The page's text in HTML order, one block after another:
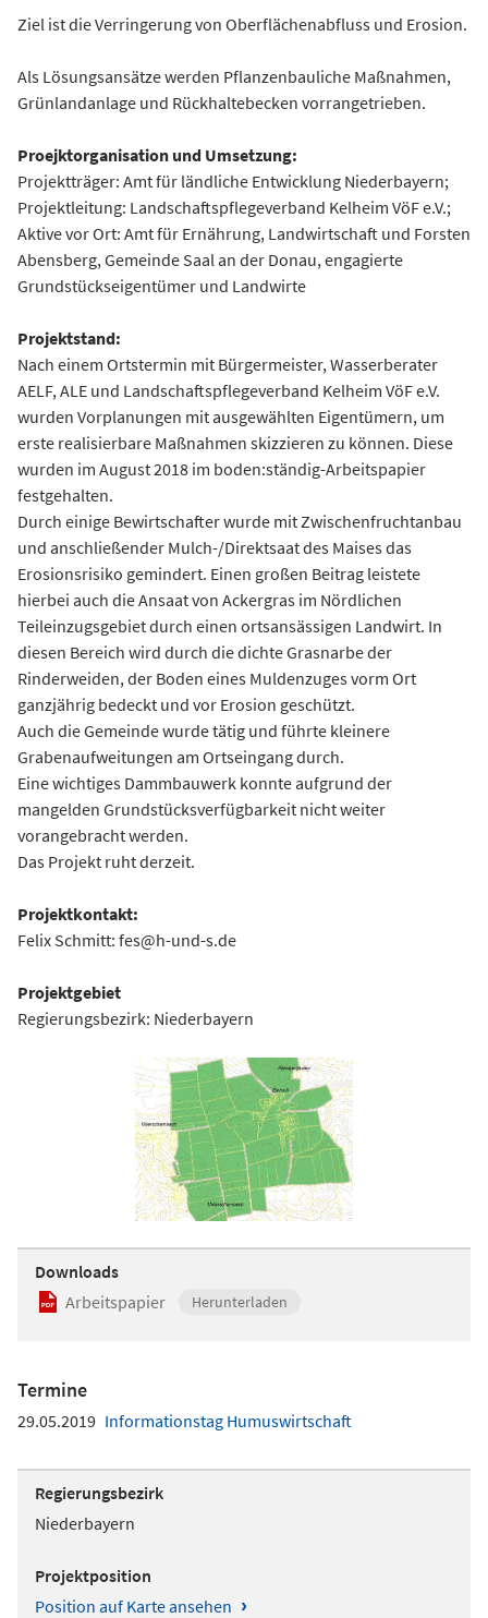
Ziel ist die Verringerung von Oberflächenabfluss und Erosion.
Als Lösungsansätze werden Pflanzenbauliche Maßnahmen,
Grünlandanlage und Rückhaltebecken vorrangetrieben.
Proejktorganisation und Umsetzung:
Projektträger: Amt für ländliche Entwicklung Niederbayern;
Projektleitung: Landschaftspflegeverband Kelheim VöF e.V.;
Aktive vor Ort: Amt für Ernährung, Landwirtschaft und Forsten
Abensberg, Gemeinde Saal an der Donau, engagierte
Grundstückseigentümer und Landwirte
Projektstand:
Nach einem Ortstermin mit Bürgermeister, Wasserberater
AELF, ALE und Landschaftspflegeverband Kelheim VöF e.V.
wurden Vorplanungen mit ausgewählten Eigentümern, um
erste realisierbare Maßnahmen skizzieren zu können. Diese
wurden im August 2018 im boden:ständig-Arbeitspapier
festgehalten.
Durch einige Bewirtschafter wurde mit Zwischenfruchtanbau
und anschließender Mulch-/Direktsaat des Maises das
Erosionsrisiko gemindert. Einen großen Beitrag leistete
hierbei auch die Ansaat von Ackergras im Nördlichen
Teileinzugsgebiet durch einen ortsansässigen Landwirt. In
diesen Bereich wird durch die dichte Grasnarbe der
Rinderweiden, der Boden eines Muldenzuges vorm Ort
ganzjährig bedeckt und vor Erosion geschützt.
Auch die Gemeinde wurde tätig und führte kleinere
Grabenaufweitungen am Ortseingang durch.
Eine wichtiges Dammbauwerk konnte aufgrund der
mangelden Grundstücksverfügbarkeit nicht weiter
vorangebracht werden.
Das Projekt ruht derzeit.
Projektkontakt:
Felix Schmitt: fes@h-und-s.de
Projektgebiet
Regierungsbezirk: Niederbayern
Downloads
Arbeitspapier
Herunterladen
Termine
29.05.2019 Informationstag Humuswirtschaft
Regierungsbezirk
Niederbayern
Projektposition
Position auf Karte ansehen ›